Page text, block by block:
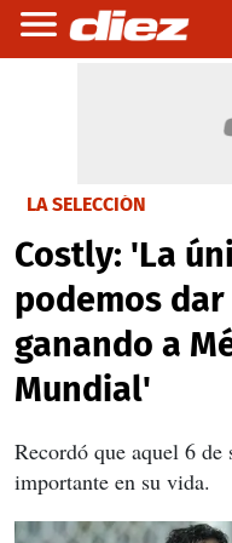
LA SELECCIÓN
Costly: 'La
podemos
ganando a
Mundial'
Recordó que aquel 6 de
importante en su vida.